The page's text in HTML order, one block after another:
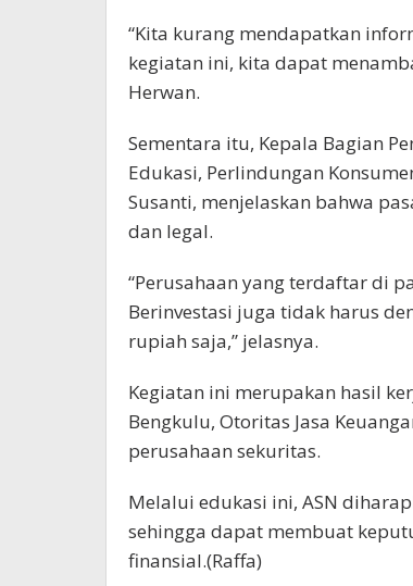
“Kita kurang mendapatkan
kegiatan ini, kita dapat
Herwan.
Sementara itu, Kepala Bagian
Edukasi, Perlindungan
Susanti, menjelaskan bahwa
dan legal.
“Perusahaan yang terdaftar di
Berinvestasi juga tidak harus
rupiah saja,” jelasnya.
Kegiatan ini merupakan hasil
Bengkulu, Otoritas Jasa
perusahaan sekuritas.
Melalui edukasi ini, ASN
sehingga dapat membuat
finansial.(Raffa)